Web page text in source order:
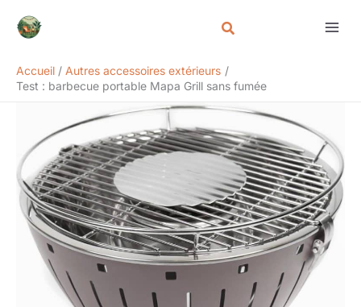
Accueil
Autres accessoires extérieurs
Test : barbecue portable Mapa Grill sans fumée